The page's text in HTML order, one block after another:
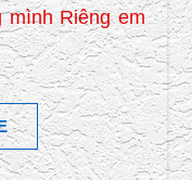
mình Riêng em